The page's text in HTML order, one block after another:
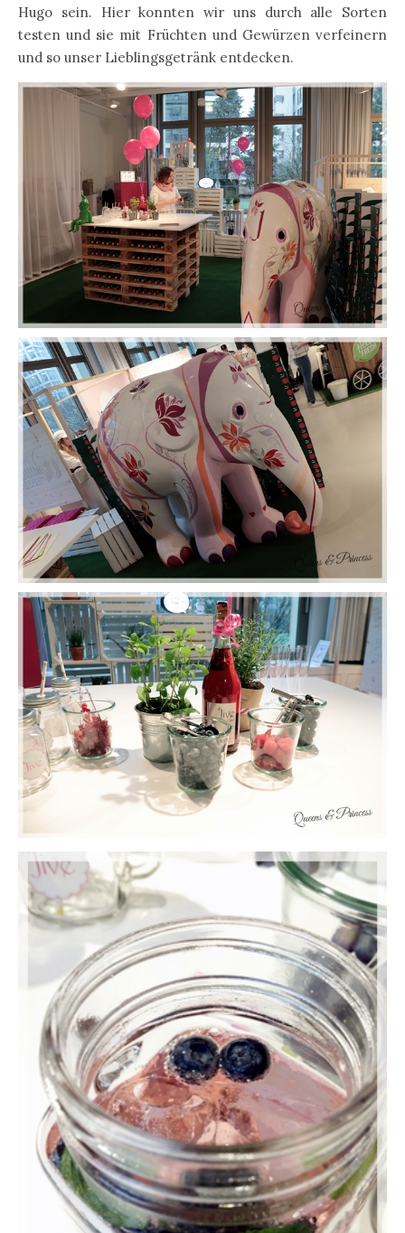
Hugo sein. Hier konnten wir uns durch alle Sorten
testen und sie mit Früchten und Gewürzen verfeinern
und so unser Lieblingsgetränk entdecken.